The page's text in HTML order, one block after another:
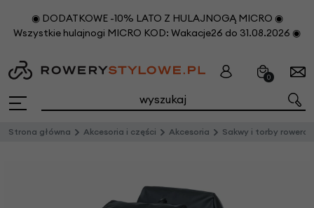
◉ DODATKOWE -10% LATO Z HULAJNOGĄ MICRO ◉
Wszystkie hulajnogi MICRO KOD: Wakacje26 do 31.08.2026 ◉
0
Strona główna Akcesoria i części Akcesoria Sakwy i torby